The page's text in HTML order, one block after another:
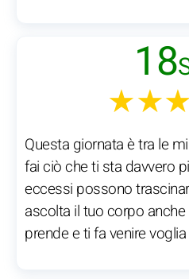
18
Questa giornata è tra le
fai ciò che ti sta davvero
eccessi possono
ascolta il tuo corpo anche
prende e ti fa venire